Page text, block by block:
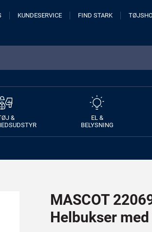
KUNDESERVICE FIND STARK
&
EL &
BELYSNING
MASCOT
Helbukser